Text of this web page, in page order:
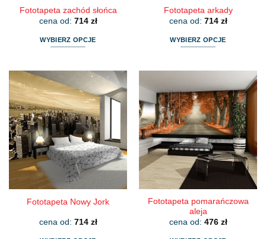
Fototapeta zachód słońca
cena od: 714 zł
WYBIERZ OPCJE
wiele
wariantów.
Opcje
można
wybrać
na
stronie
produktu
Fototapeta arkady
cena od: 714 zł
WYBIERZ OPCJE
wiele
wariantów.
Opcje
można
wybrać
na
stronie
produktu
Fototapeta Nowy Jork
cena od: 714 zł
Fototapeta pomarańczowa
aleja
cena od: 476 zł